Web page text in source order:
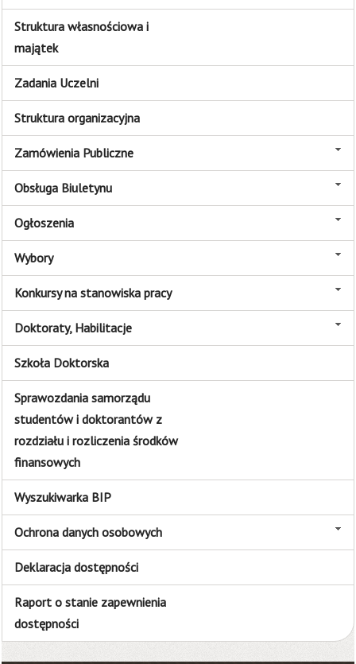
Struktura własnościowa i
majątek
Zadania Uczelni
Struktura organizacyjna
Zamówienia Publiczne
Obsługa Biuletynu
Ogłoszenia
Wybory
Konkursy na stanowiska pracy
Doktoraty, Habilitacje
Szkoła Doktorska
Sprawozdania samorządu
studentów i doktorantów z
rozdziału i rozliczenia środków
finansowych
Wyszukiwarka BIP
Ochrona danych osobowych
Deklaracja dostępności
Raport o stanie zapewnienia
dostępności